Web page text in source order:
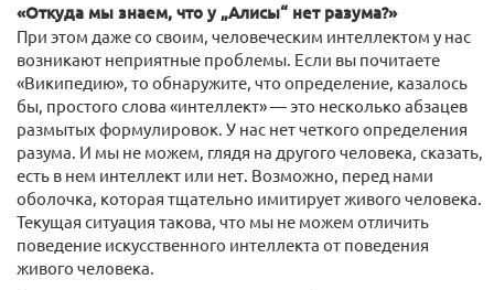
«Откуда мы знаем, что у „Алисы“ нет разума?»
При этом даже со своим, человеческим интеллектом у нас
возникают неприятные проблемы. Если вы почитаете
«Википедию», то обнаружите, что определение, казалось
бы, простого слова «интеллект» — это несколько абзацев
размытых формулировок. У нас нет четкого определения
разума. И мы не можем, глядя на другого человека, сказать,
есть в нем интеллект или нет. Возможно, перед нами
оболочка, которая тщательно имитирует живого человека.
Текущая ситуация такова, что мы не можем отличить
поведение искусственного интеллекта от поведения
живого человека.